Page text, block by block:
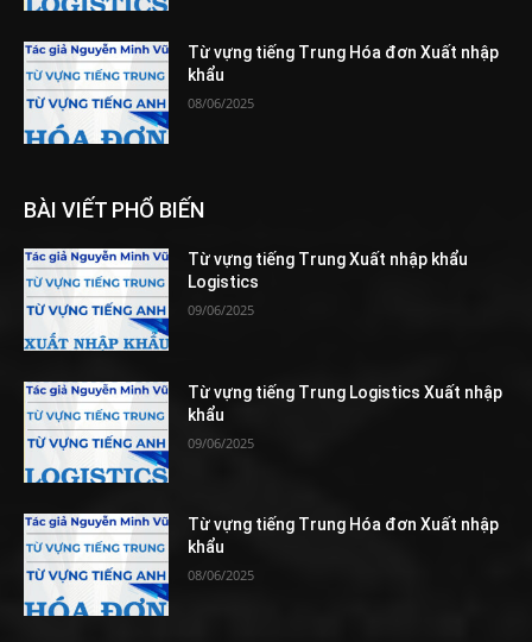
Từ vựng tiếng Trung Hóa đơn Xuất nhập
khẩu
08/06/2025
BÀI VIẾT PHỔ BIẾN
Từ vựng tiếng Trung Xuất nhập khẩu
Logistics
09/06/2025
Từ vựng tiếng Trung Logistics Xuất nhập
khẩu
09/06/2025
Từ vựng tiếng Trung Hóa đơn Xuất nhập
khẩu
08/06/2025